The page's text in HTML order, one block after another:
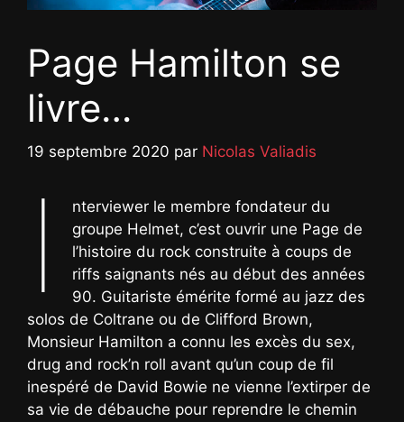
Page Hamilton se
livre…
19 septembre 2020 par Nicolas Valiadis
I
nterviewer le membre fondateur du
groupe Helmet, c’est ouvrir une Page de
l’histoire du rock construite à coups de
riffs saignants nés au début des années
90. Guitariste émérite formé au jazz des
solos de Coltrane ou de Clifford Brown,
Monsieur Hamilton a connu les excès du sex,
drug and rock’n roll avant qu’un coup de fil
inespéré de David Bowie ne vienne l’extirper de
sa vie de débauche pour reprendre le chemin